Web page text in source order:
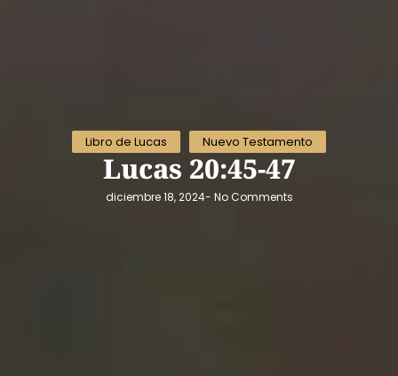
Libro de Lucas Nuevo Testamento
Lucas 20:45-47
diciembre 18, 2024- No Comments